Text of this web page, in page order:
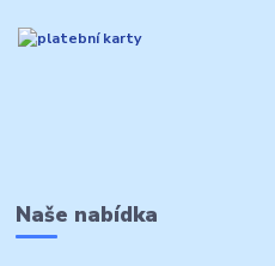
Naše nabídka